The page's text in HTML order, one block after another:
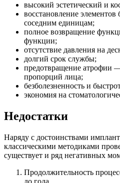
высокий эстетический и
восстановление элементов
соседним единицам;
полное возвращение
функции;
отсутствие давления на
долгий срок службы;
предотвращение атрофии
пропорций лица;
безболезненность и
экономия на
Недостатки
Наряду с достоинствами
классическими методиками
существует и ряд негативных
Продолжительность
до года.